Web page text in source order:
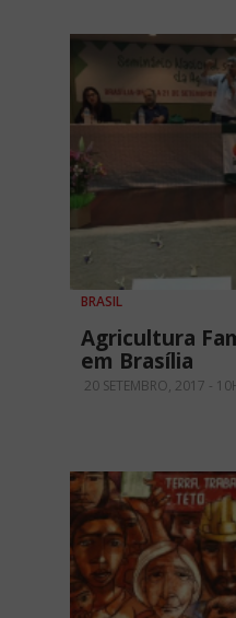
BRASIL
Agricultura
em Brasília
20 SETEMBRO, 2017 -